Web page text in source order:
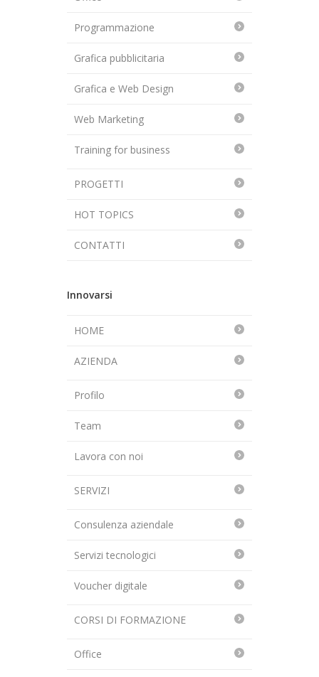
Programmazione
Grafica pubblicitaria
Grafica e Web Design
Web Marketing
Training for business
PROGETTI
HOT TOPICS
CONTATTI
Innovarsi
HOME
AZIENDA
Profilo
Team
Lavora con noi
SERVIZI
Consulenza aziendale
Servizi tecnologici
Voucher digitale
CORSI DI FORMAZIONE
Office